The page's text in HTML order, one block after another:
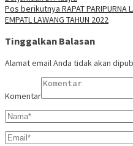
Pos berikutnya RAPAT PARIPURNA
EMPATL LAWANG TAHUN 2022
Tinggalkan Balasan
Alamat email Anda tidak akan
Komentar